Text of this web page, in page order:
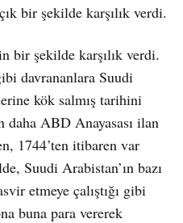
bir şekilde karşılık verdi.
bir şekilde karşılık verdi.
davrananlara Suudi
kök salmış tarihini
daha ABD Anayasası ilan
1744’ten itibaren var
Suudi Arabistan’ın bazı
etmeye çalıştığı gibi
buna para vererek